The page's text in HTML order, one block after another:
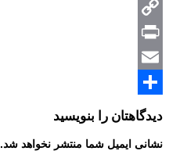
Messenger
Copy
Link
Print
Email
Share
دیدگاهتان را بنویسید
نشانی ایمیل شما منتشر نخواهد شد.